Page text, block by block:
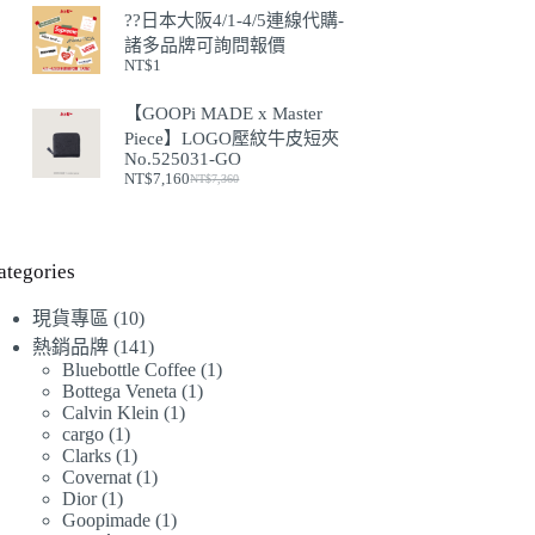
價
格：
價
格：
??日本大阪4/1-4/5連線代購-
諸多品牌可詢問報價
NT$1
【GOOPi MADE x Master
Piece】LOGO壓紋牛皮短夾
No.525031-GO
NT$7,360
原
NT$7,160
目
現貨專區 1010
個
產
品
熱銷品牌 141141
個
產
品
Bluebottle Coffee 11
Bottega Veneta 11
Calvin Klein 11
cargo 11
個
產
品
Clarks 11
個
產
Covernat 11
Dior 11
個
Goopimade 11